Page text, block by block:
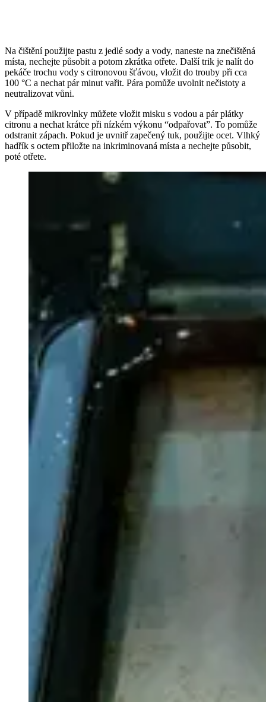
Na čištění použijte pastu z jedlé sody a vody, naneste na znečištěná
místa, nechejte působit a potom zkrátka otřete. Další trik je nalít do
pekáče trochu vody s citronovou šťávou, vložit do trouby při cca
100 °C a nechat pár minut vařit. Pára pomůže uvolnit nečistoty a
neutralizovat vůni.
V případě mikrovlnky můžete vložit misku s vodou a pár plátky
citronu a nechat krátce při nízkém výkonu “odpařovat”. To pomůže
odstranit zápach. Pokud je uvnitř zapečený tuk, použijte ocet. Vlhký
hadřík s octem přiložte na inkriminovaná místa a nechejte působit,
poté otřete.